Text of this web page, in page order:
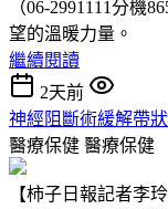
（06-2991111分機
望的溫暖力量。
繼續閱讀
2天前
神經阻斷術緩解帶
醫療保健 醫療保健
【柿子日報記者李